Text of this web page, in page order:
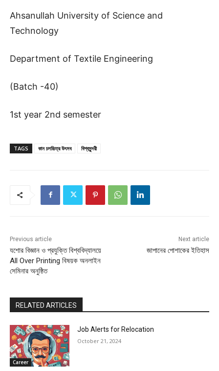
Ahsanullah University of Science and
Technology
Department of Textile Engineering
(Batch -40)
1st year 2nd semester
TAGS কান চলচ্চিত্র উৎসব বিশ্বসুন্দরী
Previous article
যশোর বিজ্ঞান ও প্রযুক্তি বিশ্ববিদ্যালয়ে
All Over Printing বিষয়ক অনলাইন
সেমিনার অনুষ্ঠিত
Next article
জাপানের পোশাকের ইতিহাস
RELATED ARTICLES
Career
Job Alerts for Relocation
October 21, 2024